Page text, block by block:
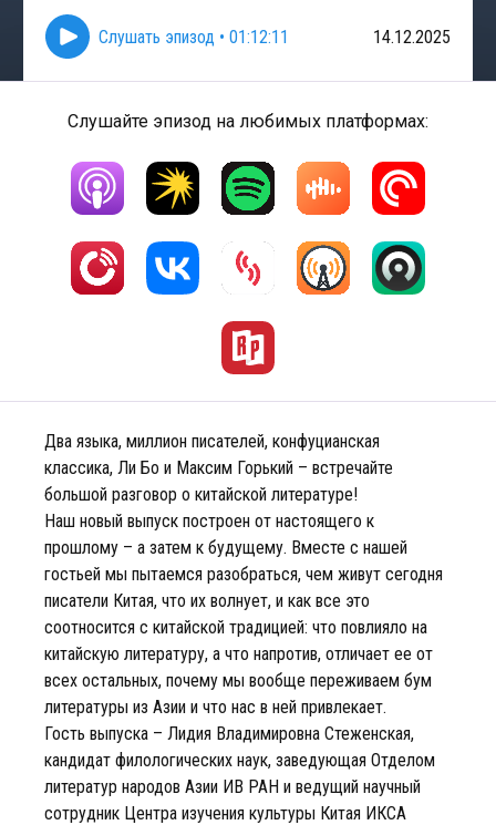
Слушать эпизод • 01:12:11 14.12.2025
Слушайте эпизод на любимых платформах:
Два языка, миллион писателей, конфуцианская
классика, Ли Бо и Максим Горький – встречайте
большой разговор о китайской литературе!
Наш новый выпуск построен от настоящего к
прошлому – а затем к будущему. Вместе с нашей
гостьей мы пытаемся разобраться, чем живут сегодня
писатели Китая, что их волнует, и как все это
соотносится с китайской традицией: что повлияло на
китайскую литературу, а что напротив, отличает ее от
всех остальных, почему мы вообще переживаем бум
литературы из Азии и что нас в ней привлекает.
Гость выпуска – Лидия Владимировна Стеженская,
кандидат филологических наук, заведующая Отделом
литератур народов Азии ИВ РАН и ведущий научный
сотрудник Центра изучения культуры Китая ИКСА